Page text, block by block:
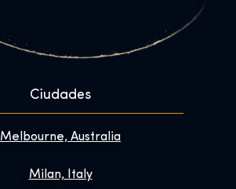
Ciudades
Melbourne, Australia
Milan, Italy